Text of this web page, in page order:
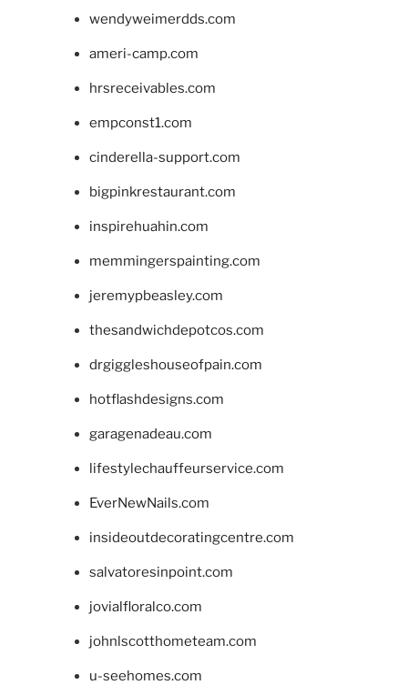
wendyweimerdds.com
ameri-camp.com
hrsreceivables.com
empconst1.com
cinderella-support.com
bigpinkrestaurant.com
inspirehuahin.com
memmingerspainting.com
jeremypbeasley.com
thesandwichdepotcos.com
drgiggleshouseofpain.com
hotflashdesigns.com
garagenadeau.com
lifestylechauffeurservice.com
EverNewNails.com
insideoutdecoratingcentre.com
salvatoresinpoint.com
jovialfloralco.com
johnlscotthometeam.com
u-seehomes.com